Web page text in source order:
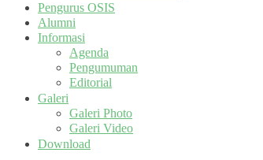
Pengurus OSIS
Alumni
Informasi
Agenda
Pengumuman
Editorial
Galeri
Galeri Photo
Galeri Video
Download